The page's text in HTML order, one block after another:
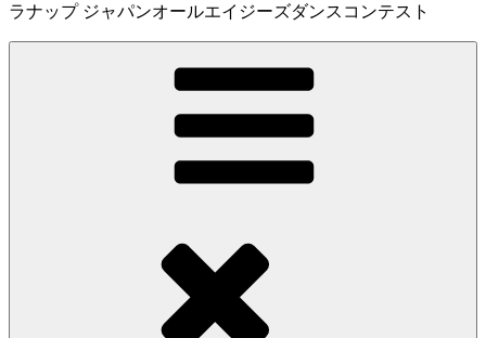
ラナップ ジャパンオールエイジーズダンスコンテスト